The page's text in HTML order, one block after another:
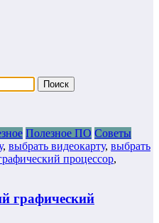
Полезное ПО Советы
, выбрать видеокарту, выбрать
процессор,
графический